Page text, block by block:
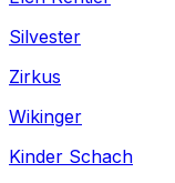
Silvester
Zirkus
Wikinger
Kinder Schach